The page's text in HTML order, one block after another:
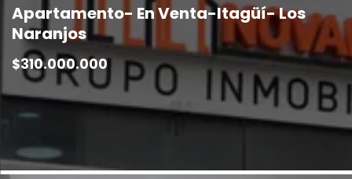
Apartamento- En Venta-Itagüí- Los
Naranjos
$310.000.000